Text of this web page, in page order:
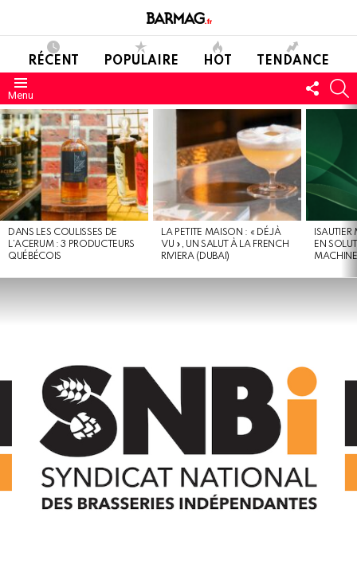
RÉCENT POPULAIRE HOT TENDANCE
Menu
NOUS
DERNIERS
MESSAGES
DANS LES COULISSES DE
L’ACERUM : 3 PRODUCTEURS
QUÉBÉCOIS
LA PETITE MAISON : « DÉJÀ
VU », UN SALUT À LA FRENCH
RIVIERA (DUBAI)
EN
MACHINE